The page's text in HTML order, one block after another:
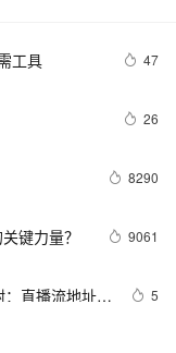
工具 47
26
8290
键力量？ 9061
直播流地址、
5